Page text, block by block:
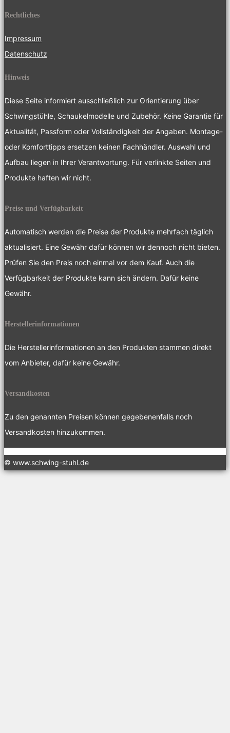
Rechtliches
Impressum
Datenschutz
Hinweis
Diese Seite informiert ausschließlich zur Orientierung über
Schwingstühle, Schaukelmodelle und Zubehör. Keine Garantie für
Aktualität, Passform oder Vollständigkeit der Angaben. Montage-
oder Komforttipps ersetzen keinen Fachhändler. Auswahl und
Aufbau liegen in Ihrer Verantwortung. Für verlinkte Seiten und
Produkte haften wir nicht.
Preise und Verfügbarkeit
Automatisch werden die Preise der Produkte mehrfach täglich
aktualisiert. Eine Gewähr dafür können wir dennoch nicht bieten.
Prüfen Sie den Preis noch einmal vor dem Kauf. Auch die
Verfügbarkeit der Produkte kann sich ändern. Dafür keine
Gewähr.
Herstellerinformationen
Die Herstellerinformationen an den Produkten stammen direkt
vom Anbieter, dafür keine Gewähr.
Versandkosten
Zu den genannten Preisen können gegebenenfalls noch
Versandkosten hinzukommen.
© www.schwing-stuhl.de